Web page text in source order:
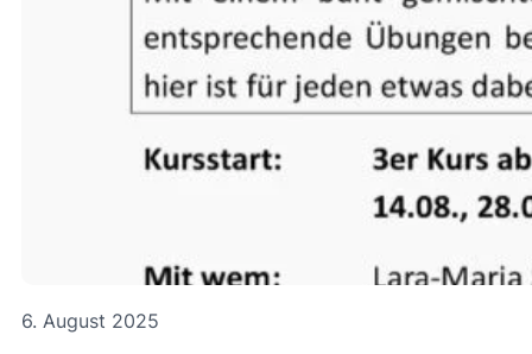
6. August 2025